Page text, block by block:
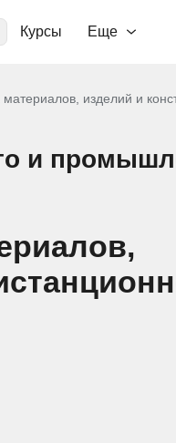
Курсы Еще
изделий и
и